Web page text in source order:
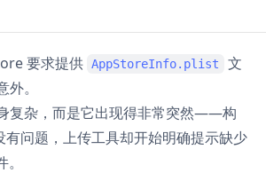
要求提供 AppStoreInfo.plist
文
。
复杂，而是它出现得非常突然——构
有问题，上传工具却开始明确提示缺少